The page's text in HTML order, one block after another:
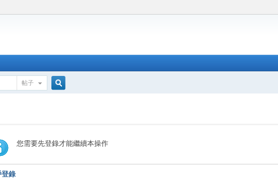
帖子
索
您需要先登錄才能繼續本操作
登錄